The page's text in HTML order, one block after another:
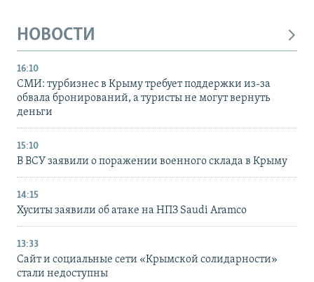
НОВОСТИ
16:10
СМИ: турбизнес в Крыму требует поддержки из-за
обвала бронирований, а туристы не могут вернуть
деньги
15:10
В ВСУ заявили о поражении военного склада в Крыму
14:15
Хуситы заявили об атаке на НПЗ Saudi Aramco
13:33
Сайт и социальные сети «Крымской солидарности»
стали недоступны